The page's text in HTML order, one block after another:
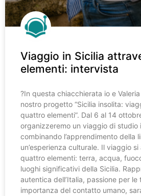
Viaggio in Sicilia
elementi: intervista
?️In questa chiacchierata io e
nostro progetto “Sicilia insolita:
quattro elementi”. Dal 6 al 14
organizzeremo un viaggio di studio
combinando l’apprendimento della
un’esperienza culturale. Il viaggio
quattro elementi: terra, acqua,
luoghi significativi della Sicilia.
autentica dell’Italia, passione per le
importanza del contatto umano,